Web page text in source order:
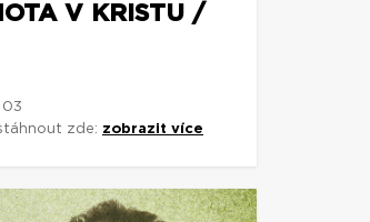
V KRISTU /
03
zde: zobrazit více